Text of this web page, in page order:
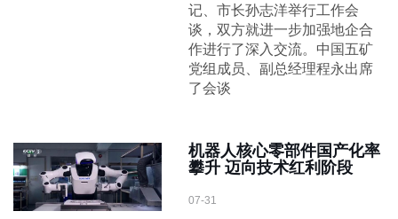
记、市长孙志洋举行工作会
谈，双方就进一步加强地企合
作进行了深入交流。中国五矿
党组成员、副总经理程永出席
了会谈
机器人核心零部件国产化率
攀升 迈向技术红利阶段
07-31